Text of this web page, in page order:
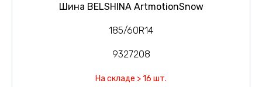
Шина BELSHINA ArtmotionSnow
185/60R14
9327208
На складе > 16 шт.